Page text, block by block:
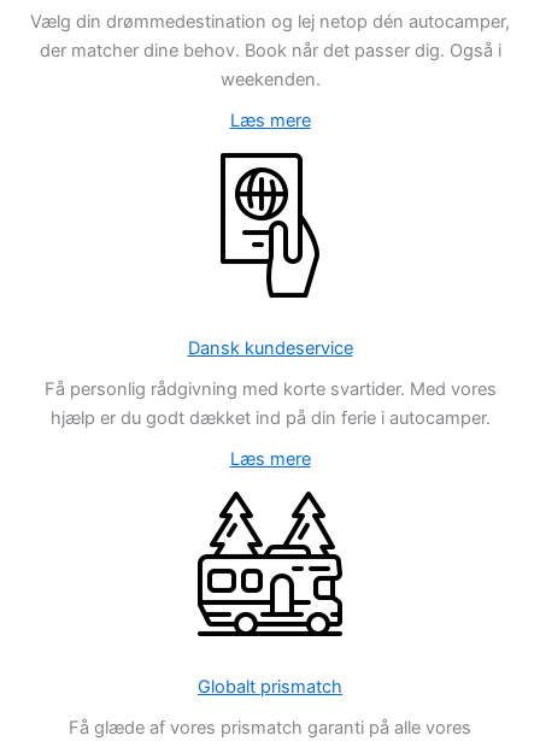
Vælg din drømmedestination og lej netop dén autocamper,
der matcher dine behov. Book når det passer dig. Også i
weekenden.
Læs mere
Dansk kundeservice
Få personlig rådgivning med korte svartider. Med vores
hjælp er du godt dækket ind på din ferie i autocamper.
Læs mere
Globalt prismatch
Få glæde af vores prismatch garanti på alle vores